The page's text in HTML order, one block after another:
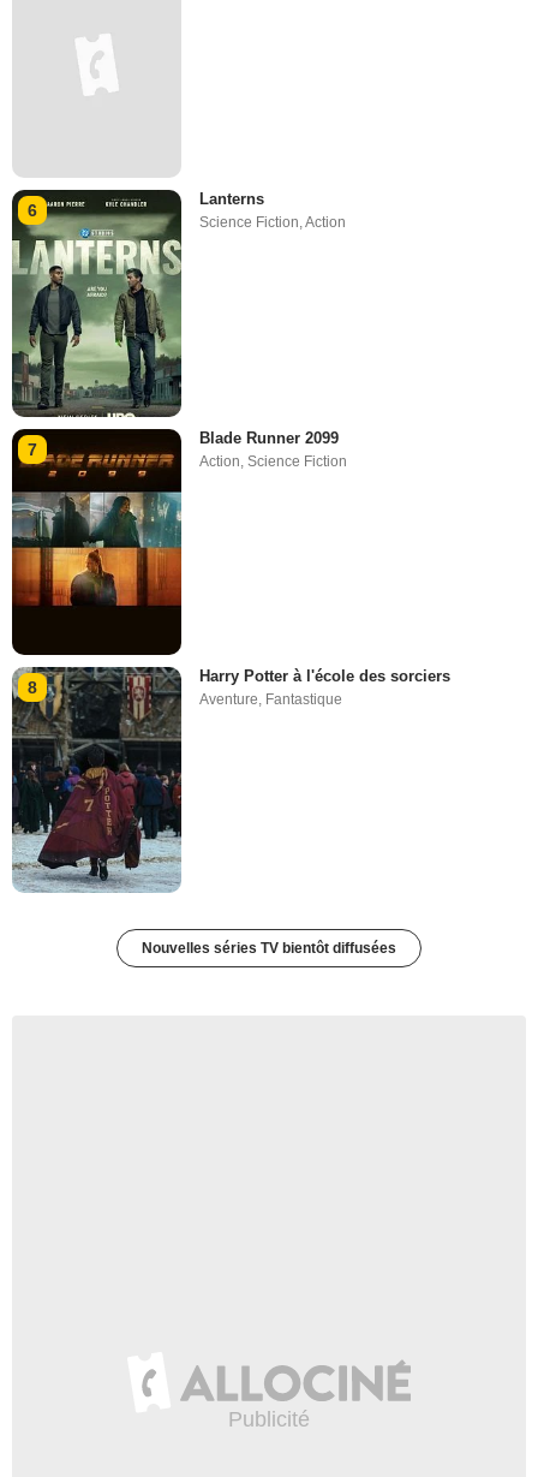
6
Lanterns
Science Fiction,Action
7
Blade Runner 2099
Action ,Science Fiction
8
Harry Potter à l'école des sorciers
Aventure, Fantastique
Nouvelles séries TV bientôt diffusées